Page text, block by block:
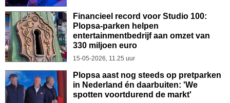
Financieel record voor Studio 100:
Plopsa-parken helpen
entertainmentbedrijf aan omzet van
330 miljoen euro
15-05-2026, 11.25 uur
Plopsa aast nog steeds op pretparken
in Nederland én daarbuiten: 'We
spotten voortdurend de markt'